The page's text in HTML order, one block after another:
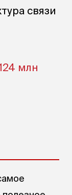
связи
млн